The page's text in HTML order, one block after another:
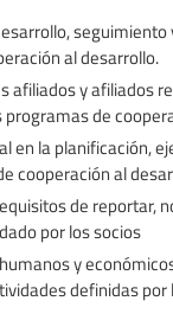
seguimiento
al desarrollo.
afiliados y afiliados
programas de
en la planificación,
cooperación al
de reportar,
por los socios
y
definidas por